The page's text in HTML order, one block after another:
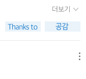
듯 극한의 수치심을 느
건 요조 아니라 누구
할 일을 가까스로 찾
,자기 연민으로 가득찬
습이 투영되고 있으
지는 상황에 대한 회의
는 다자이 오사무(1909
한 다자이 오사무. 주위
르게 보지 않았을까. 이
면을 그린 작품에 더
들여다볼 수 있어서인
아닐까? 어릴적 만화
있다. 그러한 ‘요조’를
라는 것을 보여준다.
모두의 이야기 같아.
나를 깊이 감동시켰
고 싶어! 읽어보면 좋을
스타그램 #독서 #감정
더보기